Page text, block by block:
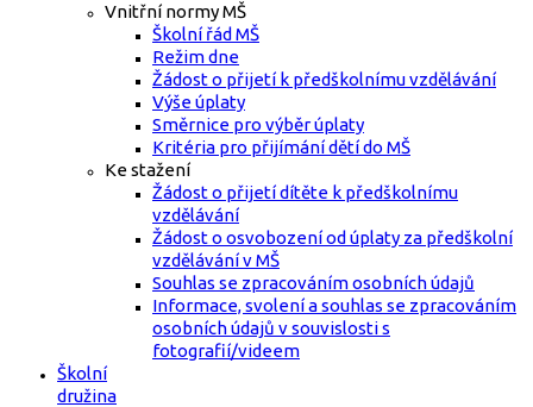
Vnitřní normy MŠ
Školní řád MŠ
Režim dne
Žádost o přijetí k předškolnímu vzdělávání
Výše úplaty
Směrnice pro výběr úplaty
Kritéria pro přijímání dětí do MŠ
Ke stažení
Žádost o přijetí dítěte k předškolnímu
vzdělávání
Žádost o osvobození od úplaty za předškolní
vzdělávání v MŠ
Souhlas se zpracováním osobních údajů
Informace, svolení a souhlas se zpracováním
osobních údajů v souvislosti s
fotografií/videem
Školní
družina